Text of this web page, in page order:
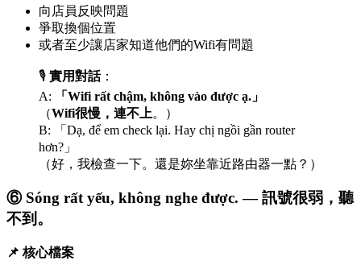
向店員反映問題
爭取換個位置
或者至少讓店家知道他們的Wifi有問題
🎙️ 實用對話：
A:
「Wifi rất chậm, không vào được ạ.」
（Wifi很慢，連不上。）
B: 「Dạ, để em check lại. Hay chị ngồi gần router
hơn?」
（好，我檢查一下。還是妳坐靠近路由器一點？）
⑥ Sóng rất yếu, không nghe được. — 訊號很弱，聽
不到。
📌 核心檔案